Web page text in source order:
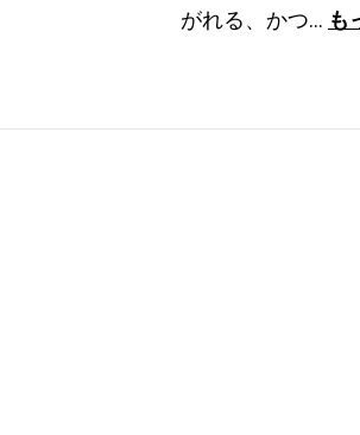
がれる、かつ… も